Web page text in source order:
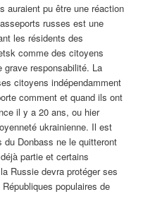
auraient pu être une réaction
russes est une
les résidents des
comme des citoyens
grave responsabilité. La
citoyens indépendamment
comment et quand ils ont
il y a 20 ans, ou hier
ukrainienne. Il est
Donbass ne le quitteront
partie et certains
Russie devra protéger ses
populaires de